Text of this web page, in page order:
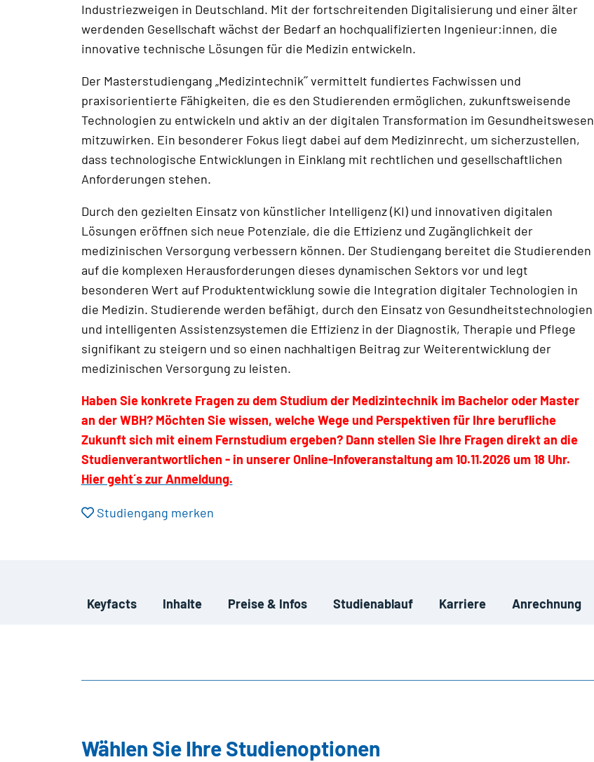
Industriezweigen in Deutschland. Mit der fortschreitenden Digitalisierung und einer älter
werdenden Gesellschaft wächst der Bedarf an hochqualifizierten Ingenieur:innen, die
innovative technische Lösungen für die Medizin entwickeln.
Der Masterstudiengang „Medizintechnik˝ vermittelt fundiertes Fachwissen und
praxisorientierte Fähigkeiten, die es den Studierenden ermöglichen, zukunftsweisende
Technologien zu entwickeln und aktiv an der digitalen Transformation im Gesundheitswesen
mitzuwirken. Ein besonderer Fokus liegt dabei auf dem Medizinrecht, um sicherzustellen,
dass technologische Entwicklungen in Einklang mit rechtlichen und gesellschaftlichen
Anforderungen stehen.
Durch den gezielten Einsatz von künstlicher Intelligenz (KI) und innovativen digitalen
Lösungen eröffnen sich neue Potenziale, die die Effizienz und Zugänglichkeit der
medizinischen Versorgung verbessern können. Der Studiengang bereitet die Studierenden
auf die komplexen Herausforderungen dieses dynamischen Sektors vor und legt
besonderen Wert auf Produktentwicklung sowie die Integration digitaler Technologien in
die Medizin. Studierende werden befähigt, durch den Einsatz von Gesundheitstechnologien
und intelligenten Assistenzsystemen die Effizienz in der Diagnostik, Therapie und Pflege
signifikant zu steigern und so einen nachhaltigen Beitrag zur Weiterentwicklung der
medizinischen Versorgung zu leisten.
Haben Sie konkrete Fragen zu dem Studium der Medizintechnik im Bachelor oder Master
an der WBH? Möchten Sie wissen, welche Wege und Perspektiven für Ihre berufliche
Zukunft sich mit einem Fernstudium ergeben? Dann stellen Sie Ihre Fragen direkt an die
Studienverantwortlichen - in unserer Online-Infoveranstaltung am 10.11.2026 um 18 Uhr.
Hier geht´s zur Anmeldung.
Studiengang merken
Keyfacts Inhalte Preise & Infos Studienablauf Karriere Anrechnung
Wählen Sie Ihre Studienoptionen